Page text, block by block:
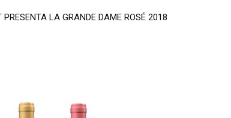
LA GRANDE DAME ROSÉ 2018
LA PERFECTA PARADA GASTRONÓMICA DE LA A-6